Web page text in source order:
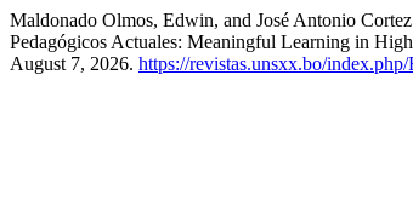
Maldonado Olmos, Edwin, and José Antonio
Pedagógicos Actuales: Meaningful Learning in
August 7, 2026. https://revistas.unsxx.bo/